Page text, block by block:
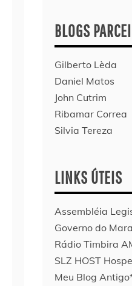
BLOGS
Gilberto Lèda
Daniel Matos
John Cutrim
Ribamar Correa
Silvia Tereza
LINKS ÚTEIS
Assembléia
Governo do
Rádio Timbira
SLZ HOST
Meu Blog